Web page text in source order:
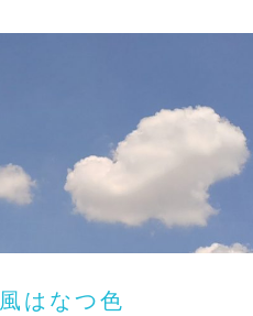
風はなつ色